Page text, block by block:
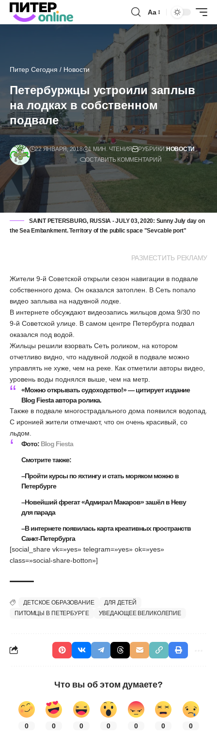
Аа
Питер Сегодня / Новости
Петербуржцы устроили заплыв
на лодках в собственном
подвале
22 ЯНВАРЯ, 2018 1 МИН. ЧТЕНИЯ РУБРИКИ:НОВОСТИ
ОСТАВИТЬ КОММЕНТАРИЙ
SAINT PETERSBURG, RUSSIA - JULY 03, 2020: Sunny July day on
the Sea Embankment. Territory of the public space "Sevcable port"
РАЗМЕСТИТЬ РЕКЛАМУ
Жители 9-й Советской открыли сезон навигации в подвале
собственного дома. Он оказался затоплен. В Сеть попало
видео заплыва на надувной лодке.
В интернете обсуждают видеозапись жильцов дома 9/30 по
9-й Советской улице. В самом центре Петербурга подвал
оказался под водой.
Жильцы решили взорвать Сеть роликом, на котором
отчетливо видно, что надувной лодкой в подвале можно
управлять не хуже, чем на реке. Как отметили авторы видео,
уровень воды поднялся выше, чем на метр.
«Можно открывать судоходство!» — цитирует издание
Blog Fiesta автора ролика.
Также в подвале многострадального дома появился водопад.
С иронией жители отмечают, что он очень красивый, со
льдом.
Фото: Blog Fiesta
Смотрите также:
–Пройти курсы по яхтингу и стать моряком можно в
Петербурге
–Новейший фрегат «Адмирал Макаров» зашёл в Неву
для парада
–В интернете появилась карта креативных пространств
Санкт-Петербурга
[social_share vk=»yes» telegram=»yes» ok=»yes»
class=»social-share-botton»]
ДЕТСКОЕ ОБРАЗОВАНИЕ
ДЛЯ ДЕТЕЙ
ПИТОМЦЫ В ПЕТЕРБУРГЕ
УВЕДАЮЩЕЕ ВЕЛИКОЛЕПИЕ
Что вы об этом думаете?
0 0 0 0 0 0 0